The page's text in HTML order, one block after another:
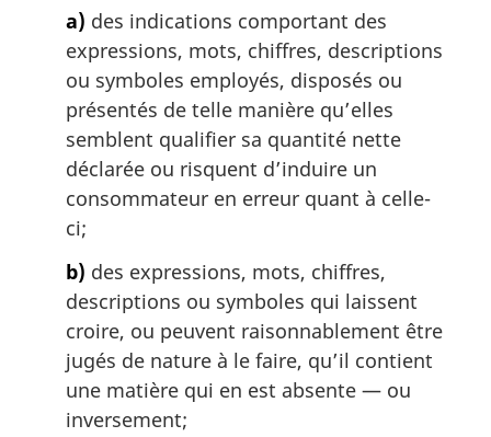
a) des indications comportant des
expressions, mots, chiffres, descriptions
ou symboles employés, disposés ou
présentés de telle manière qu’elles
semblent qualifier sa quantité nette
déclarée ou risquent d’induire un
consommateur en erreur quant à celle-
ci;
b) des expressions, mots, chiffres,
descriptions ou symboles qui laissent
croire, ou peuvent raisonnablement être
jugés de nature à le faire, qu’il contient
une matière qui en est absente — ou
inversement;